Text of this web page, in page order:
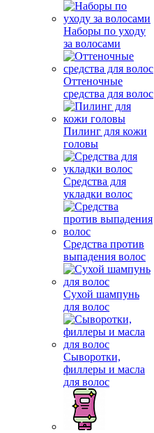
Наборы по уходу
за волосами
Оттеночные
средства для волос
Пилинг для кожи
головы
Средства для
укладки волос
Средства против
выпадения волос
Сухой шампунь
для волос
Сыворотки,
филлеры и масла
для волос